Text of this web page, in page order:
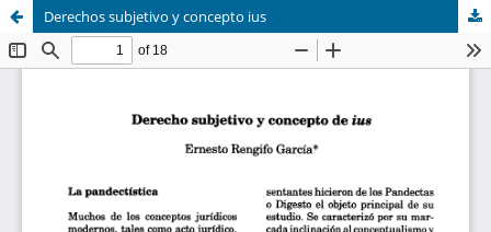
Derechos subjetivo y concepto ius